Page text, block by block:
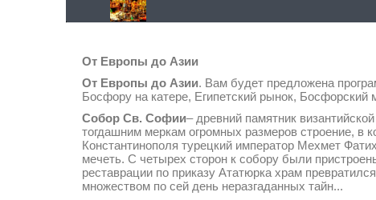
От Европы до Азии
От Европы до Азии. Вам будет предложена
Босфору на катере, Египетский рынок,
Собор Св. Софии– древний памятник
тогдашним меркам огромных размеров строение, в
Константинополя турецкий император Мехмет
мечеть. С четырех сторон к собору были
реставрации по приказу Ататюрка храм
множеством по сей день неразгаданных тайн...